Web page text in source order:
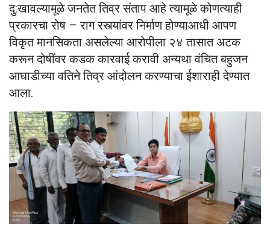
दु:खावल्यामूळे जनतेत तिव्र संताप आहे त्यामूळे कोणत्याही
प्रकारचा रोष – राग रस्त्यांवर निर्माण होण्याआधी आपण
विकृत मानसिकता असलेल्या आरोपीला २४ तासात अटक
करून दोषींवर कडक कारवाई करावी अन्यथा वंचित बहुजन
आघाडीच्या वतिने तिव्र आंदोलन करण्याचा ईशाराही देण्यात
आला.